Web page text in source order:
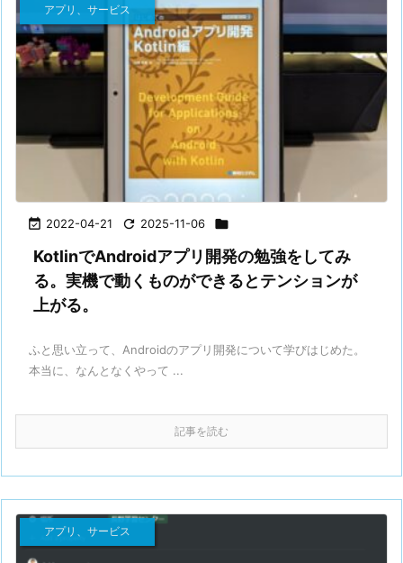
 2022-04-21  2025-11-06 
アプリ、サービス
KotlinでAndroidアプリ開発の勉強をしてみ
る。実機で動くものができるとテンションが
上がる。
ふと思い立って、Androidのアプリ開発について学びはじめた。
本当に、なんとなくやって ...
記事を読む
アプリ、サービス